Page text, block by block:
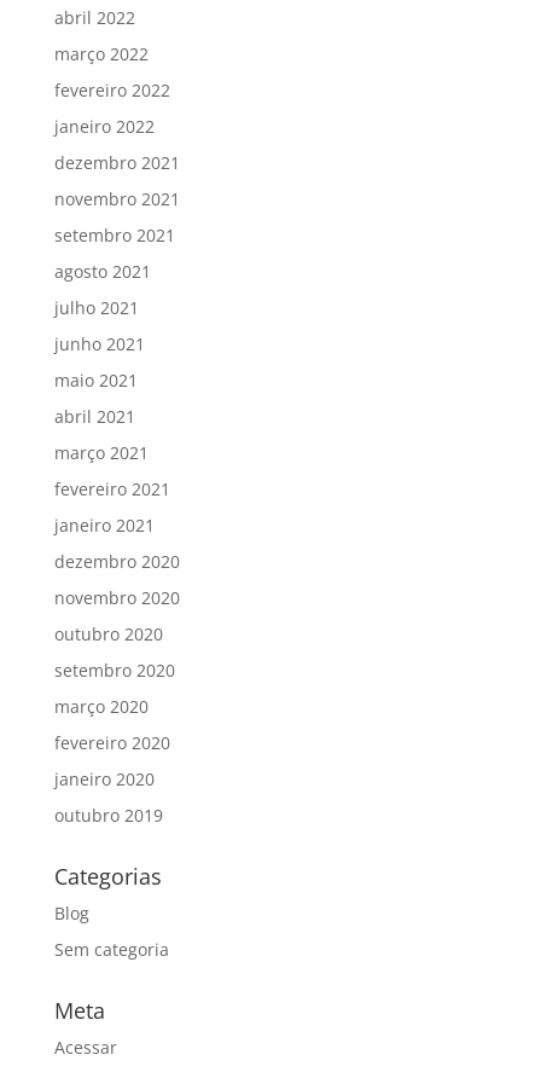
abril 2022
março 2022
fevereiro 2022
janeiro 2022
dezembro 2021
novembro 2021
setembro 2021
agosto 2021
julho 2021
junho 2021
maio 2021
abril 2021
março 2021
fevereiro 2021
janeiro 2021
dezembro 2020
novembro 2020
outubro 2020
setembro 2020
março 2020
fevereiro 2020
janeiro 2020
outubro 2019
Categorias
Blog
Sem categoria
Meta
Acessar